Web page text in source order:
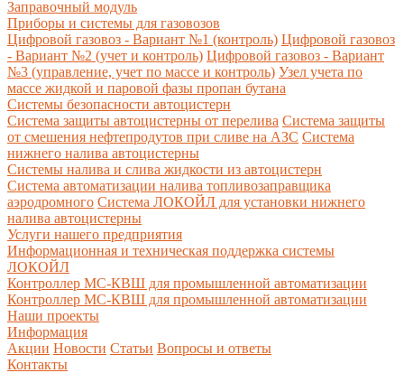
Заправочный модуль
Приборы и системы для газовозов
Цифровой газовоз - Вариант №1 (контроль) Цифровой газовоз
- Вариант №2 (учет и контроль) Цифровой газовоз - Вариант
№3 (управление, учет по массе и контроль) Узел учета по
массе жидкой и паровой фазы пропан бутана
Системы безопасности автоцистерн
Система защиты автоцистерны от перелива Система защиты
от смешения нефтепродутов при сливе на АЗС Система
нижнего налива автоцистерны
Системы налива и слива жидкости из автоцистерн
Система автоматизации налива топливозаправщика
аэродромного Система ЛОКОЙЛ для установки нижнего
налива автоцистерны
Услуги нашего предприятия
Информационная и техническая поддержка системы
ЛОКОЙЛ
Контроллер МС-КВШ для промышленной автоматизации
Контроллер МС-КВШ для промышленной автоматизации
Наши проекты
Информация
Акции Новости Статьи Вопросы и ответы
Контакты